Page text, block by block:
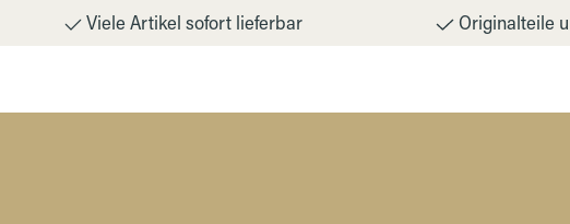
Hauptinhalt springen
Zur Suche springen
Zur Hauptnavigation springen
Viele Artikel sofort lieferbar Originalteile